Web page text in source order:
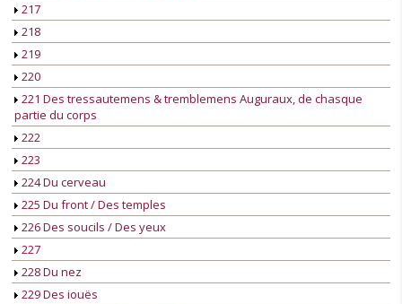
217
218
219
220
221 Des tressautemens & tremblemens Auguraux, de chasque
partie du corps
222
223
224 Du cerveau
225 Du front / Des temples
226 Des soucils / Des yeux
227
228 Du nez
229 Des iouës